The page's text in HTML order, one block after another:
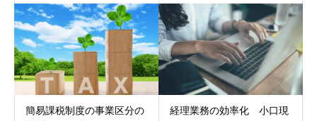
簡易課税制度の事業区分の
経理業務の効率化 小口現